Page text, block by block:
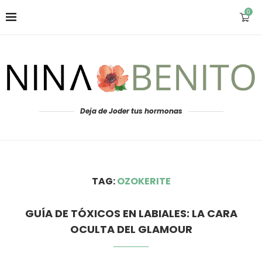
0
Deja de Joder tus hormonas
TAG:OZOKERITE
GUÍA DE TÓXICOS EN LABIALES: LA CARA
OCULTA DEL GLAMOUR